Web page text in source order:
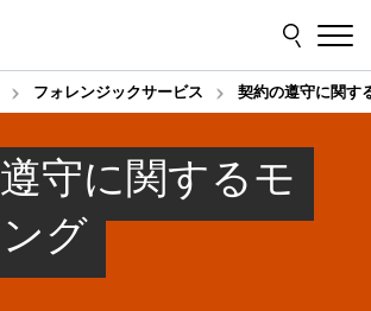
フォレンジックサービス 契約の遵守に関す
守に関するモ
グ